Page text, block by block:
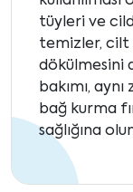
tüyleri ve
temizler, cilt
dökülmesini
bakımı,
bağ kurma
sağlığına